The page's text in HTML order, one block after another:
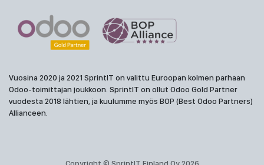
Vuosina 2020 ja 2021 SprintIT on valittu Euroopan kolmen parhaan
Odoo-toimittajan joukkoon. SprintIT on ollut Odoo Gold Partner
vuodesta 2018 lähtien, ja kuulumme myös BOP (Best Odoo Partners)
Allianceen.
Copyright © SprintIT Finland Oy 2026